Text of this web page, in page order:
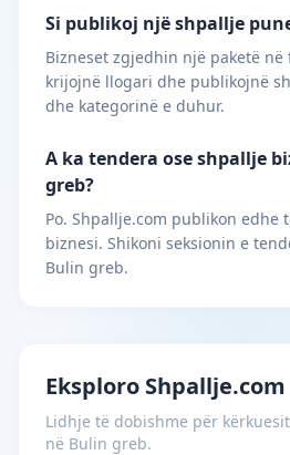
Si publikoj një shpallje
Bizneset zgjedhin një paketë në
krijojnë llogari dhe publikojnë
dhe kategorinë e duhur.
A ka tendera ose shpallje
greb?
Po. Shpallje.com publikon edhe
biznesi. Shikoni seksionin e
Bulin greb.
Eksploro Shpallje.com
Lidhje të dobishme për
në Bulin greb.